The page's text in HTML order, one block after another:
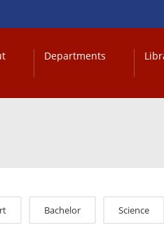
Departments
Bachelor Science